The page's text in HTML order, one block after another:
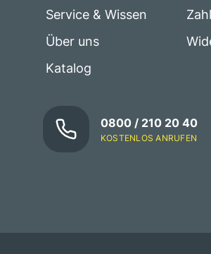
Service & Wissen
Über uns
Katalog
0800 / 210 20 40
KOSTENLOS ANRUFEN